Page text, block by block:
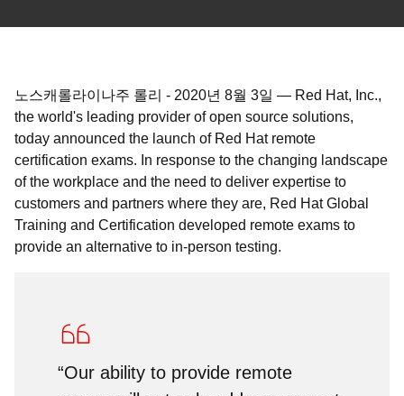
노스캐롤라이나주 롤리 - 2020년 8월 3일 — Red Hat, Inc.,
the world's leading provider of open source solutions,
today announced the launch of Red Hat remote
certification exams. In response to the changing landscape
of the workplace and the need to deliver expertise to
customers and partners where they are, Red Hat Global
Training and Certification developed remote exams to
provide an alternative to in-person testing.
“Our ability to provide remote